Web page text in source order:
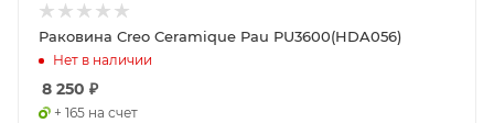
Раковина Creo Ceramique Pau PU3600(HDA056)
Нет в наличии
8 250 ₽
+ 165 на счет